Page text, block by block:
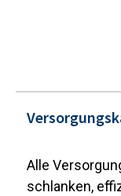
Alle
schlanken,